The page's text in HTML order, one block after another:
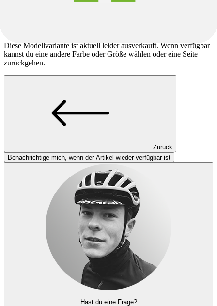
SpecializedCrux DSW Comp
Diese Modellvariante ist aktuell leider ausverkauft. Wenn verfügbar
kannst du eine andere Farbe oder Größe wählen oder eine Seite
zurückgehen.
Zurück
Benachrichtige mich, wenn der Artikel wieder verfügbar ist
Hast du eine Frage?